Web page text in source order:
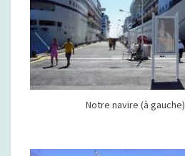
Notre navire (à gauche)